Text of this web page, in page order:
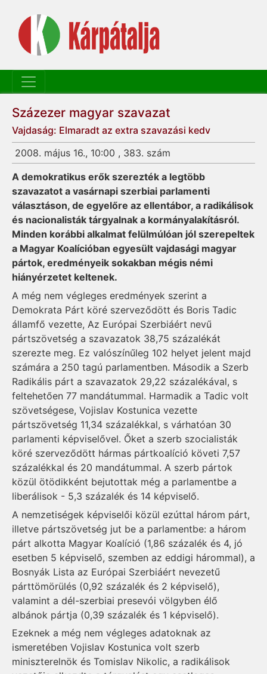
Százezer magyar szavazat
Vajdaság: Elmaradt az extra szavazási kedv
2008. május 16., 10:00 , 383. szám
A demokratikus erők szerezték a legtöbb
szavazatot a vasárnapi szerbiai parlamenti
választáson, de egyelőre az ellentábor, a radikálisok
és nacionalisták tárgyalnak a kormányalakításról.
Minden korábbi alkalmat felülmúlóan jól szerepeltek
a Magyar Koalícióban egyesült vajdasági magyar
pártok, eredményeik sokakban mégis némi
hiányérzetet keltenek.
A még nem végleges eredmények szerint a
Demokrata Párt köré szerveződött és Boris Tadic
államfő vezette, Az Európai Szerbiáért nevű
pártszövetség a szavazatok 38,75 százalékát
szerezte meg. Ez valószínűleg 102 helyet jelent majd
számára a 250 tagú parlamentben. Második a Szerb
Radikális párt a szavazatok 29,22 százalékával, s
feltehetően 77 mandátummal. Harmadik a Tadic volt
szövetségese, Vojislav Kostunica vezette
pártszövetség 11,34 százalékkal, s várhatóan 30
parlamenti képviselővel. Őket a szerb szocialisták
köré szerveződött hármas pártkoalíció követi 7,57
százalékkal és 20 mandátummal. A szerb pártok
közül ötödikként bejutottak még a parlamentbe a
liberálisok - 5,3 százalék és 14 képviselő.
A nemzetiségek képviselői közül ezúttal három párt,
illetve pártszövetség jut be a parlamentbe: a három
párt alkotta Magyar Koalíció (1,86 százalék és 4, jó
esetben 5 képviselő, szemben az eddigi hárommal), a
Bosnyák Lista az Európai Szerbiáért nevezetű
párttömörülés (0,92 százalék és 2 képviselő),
valamint a dél-szerbiai presevói völgyben élő
albánok pártja (0,39 százalék és 1 képviselő).
Ezeknek a még nem végleges adatoknak az
ismeretében Vojislav Kostunica volt szerb
miniszterelnök és Tomislav Nikolic, a radikálisok